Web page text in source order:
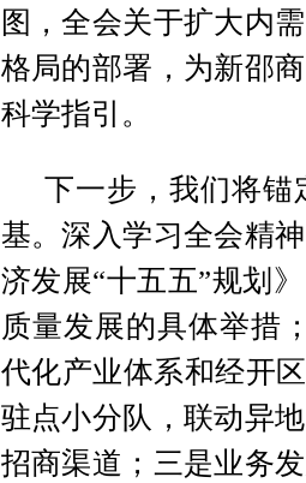
图
，全会关于扩大内
格局的部署 ， 为新邵
科学指引 。
下一步 ， 我们将锚
基。深入学习全会精神
济发展“十五五”规划》
质量发展的具体举措
代化产业体系和经开
驻点小分队 ， 联动异
招商渠道；三是业务